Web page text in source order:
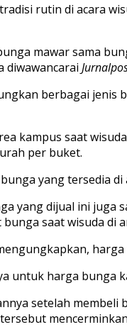
rutin di acara
mawar sama
diwawancarai
berbagai jenis
kampus saat
per buket.
yang tersedia
yang dijual ini
saat wisuda di
untuk harga bunga
setelah